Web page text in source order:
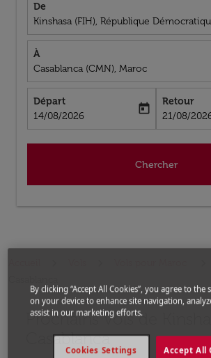
De
Kinshasa (FIH), République
À
Casablanca (CMN), Maroc
Départ
fc-booking-departure-date-aria-label
14/08/2026
today
Retour
fc-
21/08/
Chercher
Prochains Vols de
Casablanca
Aucun tarif trouvé pour les
By clicking “Accept All Cookies”, you agree to
on your device to enhance site navigation,
assist in our marketing efforts.
Accept All
Cookies Settings